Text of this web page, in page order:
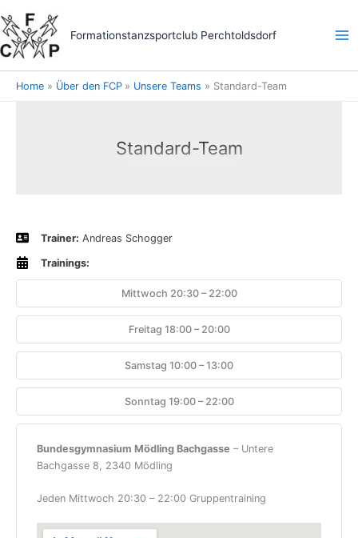
to
content
Formationstanzsportclub Perchtoldsdorf
Home Über den FCP Unsere Teams Standard-Team
Standard-Team
Trainer: Andreas Schogger
Trainings:
Mittwoch 20:30 – 22:00
Freitag 18:00 – 20:00
Samstag 10:00 – 13:00
Sonntag 19:00 – 22:00
Bundesgymnasium Mödling Bachgasse – Untere
Bachgasse 8, 2340 Mödling
Jeden Mittwoch 20:30 – 22:00 Gruppentraining